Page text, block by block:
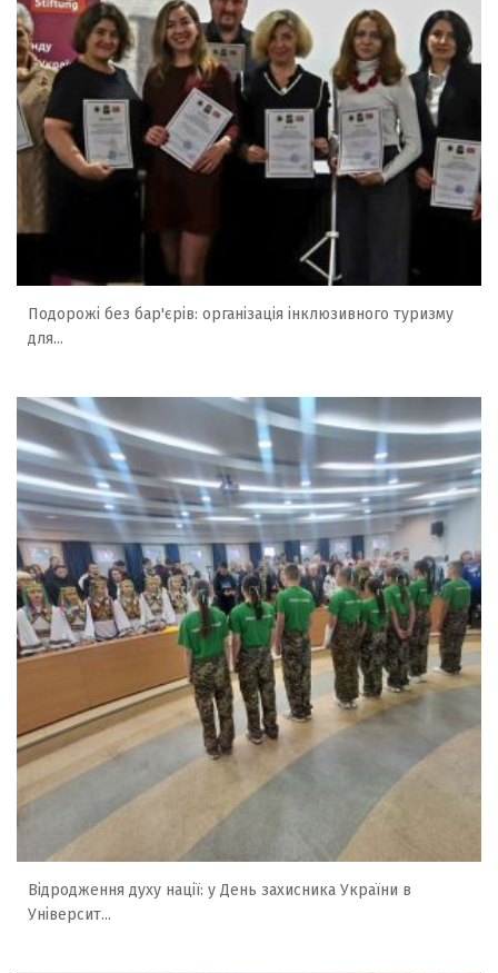
Подорожі без бар'єрів: організація інклюзивного туризму
для...
Відродження духу нації: у День захисника України в
Університ...